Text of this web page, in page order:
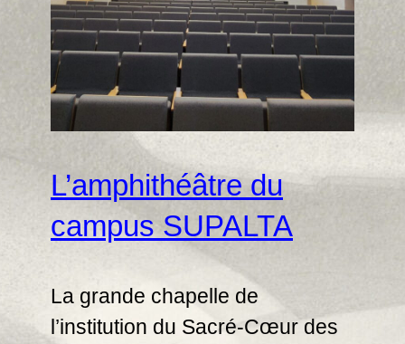
L’amphithéâtre du
campus SUPALTA
La grande chapelle de
l’institution du Sacré-Cœur des